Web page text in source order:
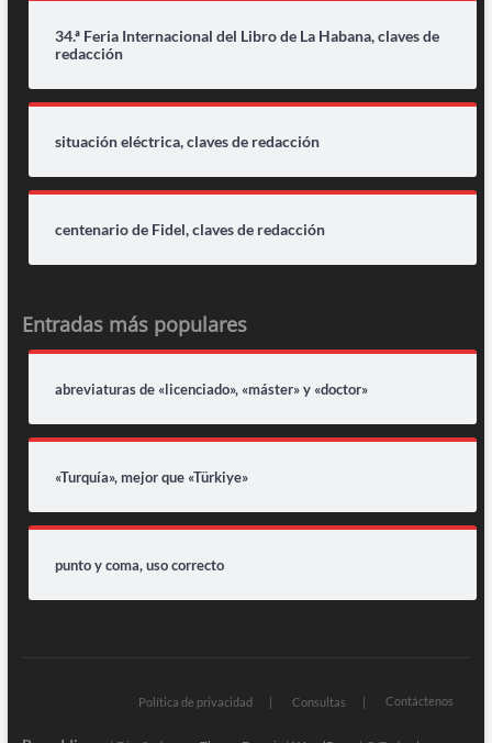
34.ª Feria Internacional del Libro de La Habana, claves de
redacción
situación eléctrica, claves de redacción
centenario de Fidel, claves de redacción
Entradas más populares
abreviaturas de «licenciado», «máster» y «doctor»
«Turquía», mejor que «Türkiye»
punto y coma, uso correcto
Política de privacidad Consultas Contáctenos